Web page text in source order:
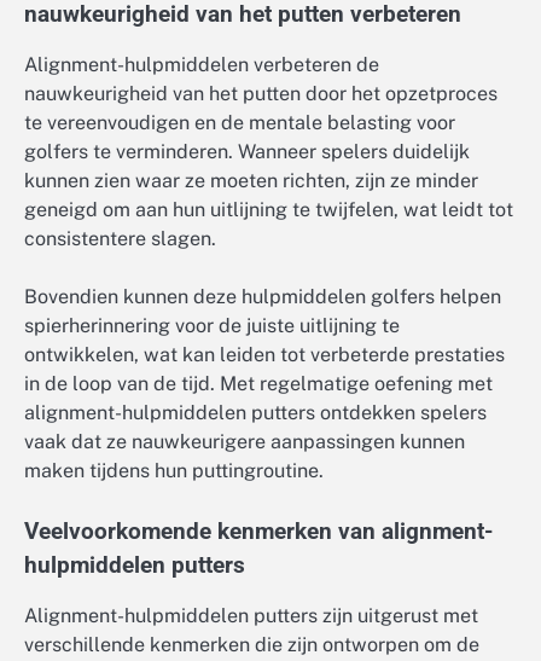
nauwkeurigheid van het putten verbeteren
Alignment-hulpmiddelen verbeteren de
nauwkeurigheid van het putten door het opzetproces
te vereenvoudigen en de mentale belasting voor
golfers te verminderen. Wanneer spelers duidelijk
kunnen zien waar ze moeten richten, zijn ze minder
geneigd om aan hun uitlijning te twijfelen, wat leidt tot
consistentere slagen.
Bovendien kunnen deze hulpmiddelen golfers helpen
spierherinnering voor de juiste uitlijning te
ontwikkelen, wat kan leiden tot verbeterde prestaties
in de loop van de tijd. Met regelmatige oefening met
alignment-hulpmiddelen putters ontdekken spelers
vaak dat ze nauwkeurigere aanpassingen kunnen
maken tijdens hun puttingroutine.
Veelvoorkomende kenmerken van alignment-
hulpmiddelen putters
Alignment-hulpmiddelen putters zijn uitgerust met
verschillende kenmerken die zijn ontworpen om de